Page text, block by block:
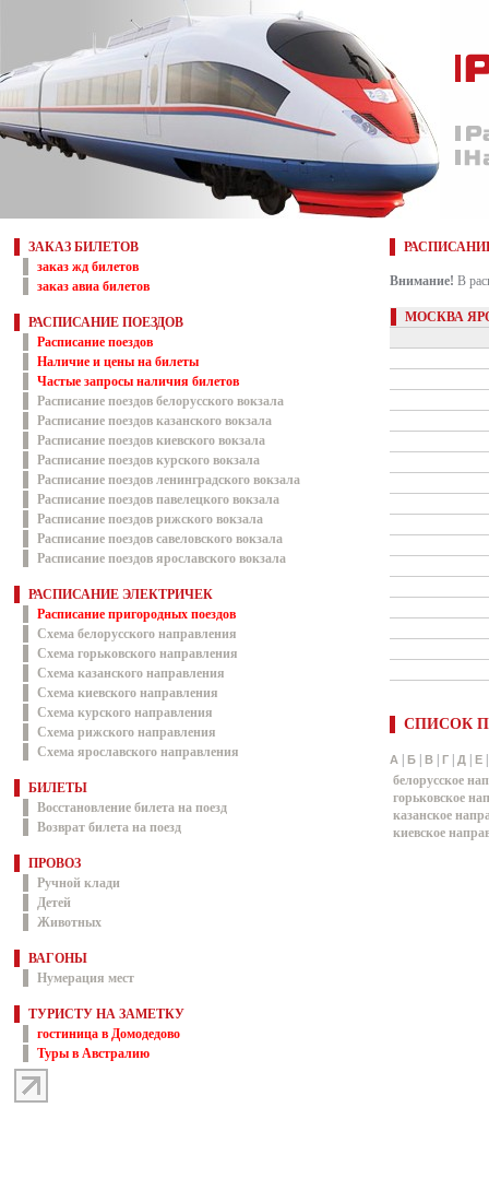
ЗАКАЗ БИЛЕТОВ
заказ жд билетов
заказ авиа билетов
РАСПИСАНИЕ ПОЕЗДОВ
Расписание поездов
Наличие и цены на билеты
Частые запросы наличия билетов
Расписание поездов белорусского вокзала
Расписание поездов казанского вокзала
Расписание поездов киевского вокзала
Расписание поездов курского вокзала
Расписание поездов ленинградского вокзала
Расписание поездов павелецкого вокзала
Расписание поездов рижского вокзала
Расписание поездов савеловского вокзала
Расписание поездов ярославского вокзала
РАСПИСАНИЕ ЭЛЕКТРИЧЕК
Расписание пригородных поездов
Схема белорусского направления
Схема горьковского направления
Схема казанского направления
Схема киевского направления
Схема курского направления
Схема рижского направления
Схема ярославского направления
БИЛЕТЫ
Восстановление билета на поезд
Возврат билета на поезд
ПРОВОЗ
Ручной клади
Детей
Животных
ВАГОНЫ
Нумерация мест
ТУРИСТУ НА ЗАМЕТКУ
гостиница в Домодедово
Туры в Австралию
Внимание! В
МОСКВА
СПИСОК
А Б В Г Д Е
белорусское
горьковское
казанское
киевское